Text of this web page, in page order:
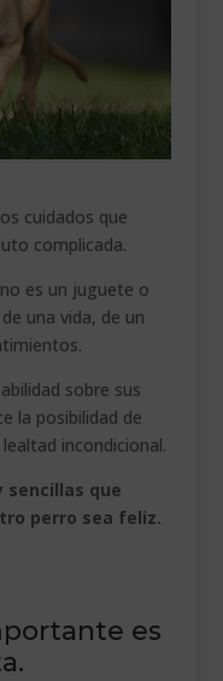
cuidados que
complicada.
es un juguete o
una vida, de un
sobre sus
la posibilidad de
incondicional.
sencillas que
perro sea feliz.
es